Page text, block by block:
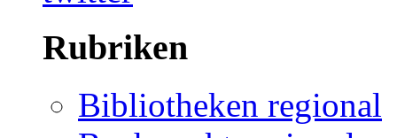
Rubriken
Bibliotheken regional